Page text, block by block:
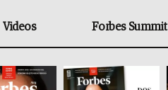
Videos Forbes Summit